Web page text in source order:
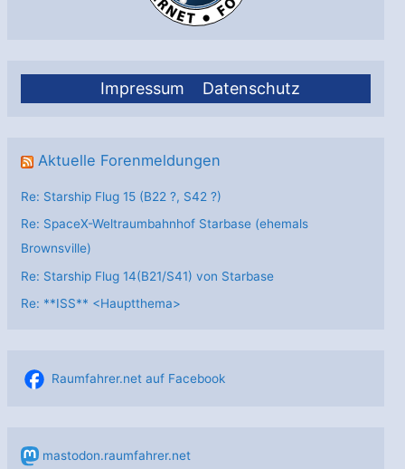
Impressum Datenschutz
Aktuelle Forenmeldungen
Re: Starship Flug 15 (B22 ?, S42 ?)
Re: SpaceX-Weltraumbahnhof Starbase (ehemals
Brownsville)
Re: Starship Flug 14(B21/S41) von Starbase
Re: **ISS** <Hauptthema>
Raumfahrer.net auf Facebook
mastodon.raumfahrer.net